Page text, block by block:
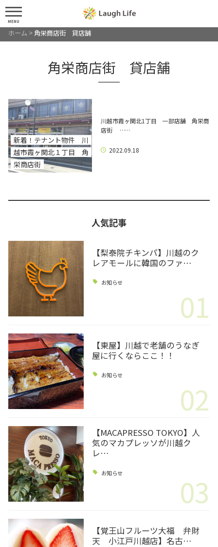
MENU
ホーム > 角栄商店街 貸店舗
角栄商店街 貸店舗
新着！テナント物件 川
越市霞ヶ関北１丁目 角
栄商店街
川越市霞ヶ関北1丁目 一部店舗 角栄商
店街 ……
2022.09.18
人気記事
【梨泰院チキンパ】川越のク
レアモールに韓国のファ…
お知らせ
01
【東屋】川越で老舗のうなぎ
屋に行くならここ！！
お知らせ
02
【MACAPRESSO TOKYO】人
気のマカプレッソが川越ク
レ…
お知らせ 03
【覚王山フルーツ大福 弁財
天 小江戸川越店】名古…